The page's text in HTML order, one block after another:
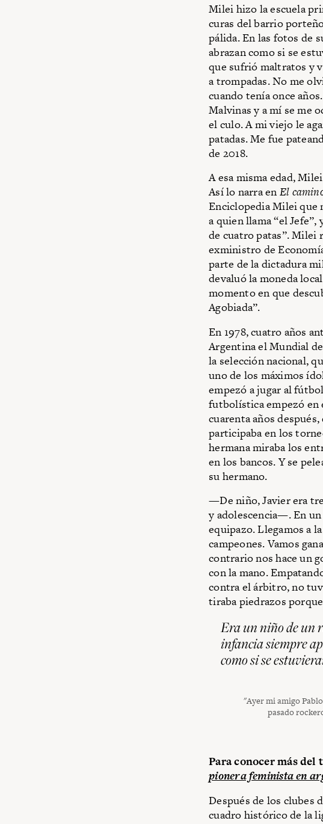
Milei hizo la escuela
curas del barrio
pálida. En las fotos de
abrazan como si se
que sufrió maltratos y
a trompadas. No me
cuando tenía once
Malvinas y a mí se me
el culo. A mi viejo le
patadas. Me fue
de 2018.
A esa misma edad,
Así lo narra en El
Enciclopedia Milei que
a quien llama “el
de cuatro patas”. Milei
exministro de
parte de la dictadura
devaluó la moneda
momento en que
Agobiada”.
En 1978, cuatro años
Argentina el Mundial
la selección nacional,
uno de los máximos
empezó a jugar al
futbolística empezó en
cuarenta años
participaba en los
hermana miraba los
en los bancos. Y se
su hermano.
—De niño, Javier era
y adolescencia—. En
equipazo. Llegamos a
campeones. Vamos
contrario nos hace un
con la mano.
contra el árbitro, no
tiraba piedrazos
Era un niño de un
infancia siempre
como si se
"Ayer mi amigo
pasado
Para conocer más del
pionera feminista en
Después de los clubes
cuadro histórico de la